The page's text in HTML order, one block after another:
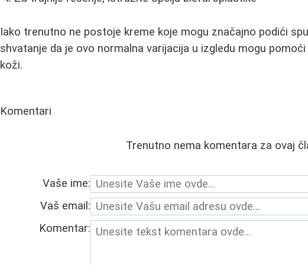
Iako trenutno ne postoje kreme koje mogu značajno podići
shvatanje da je ovo normalna varijacija u izgledu mogu
koži.
Komentari
Trenutno nema komentara za ovaj
Vaše ime:
Vaš email:
Komentar: